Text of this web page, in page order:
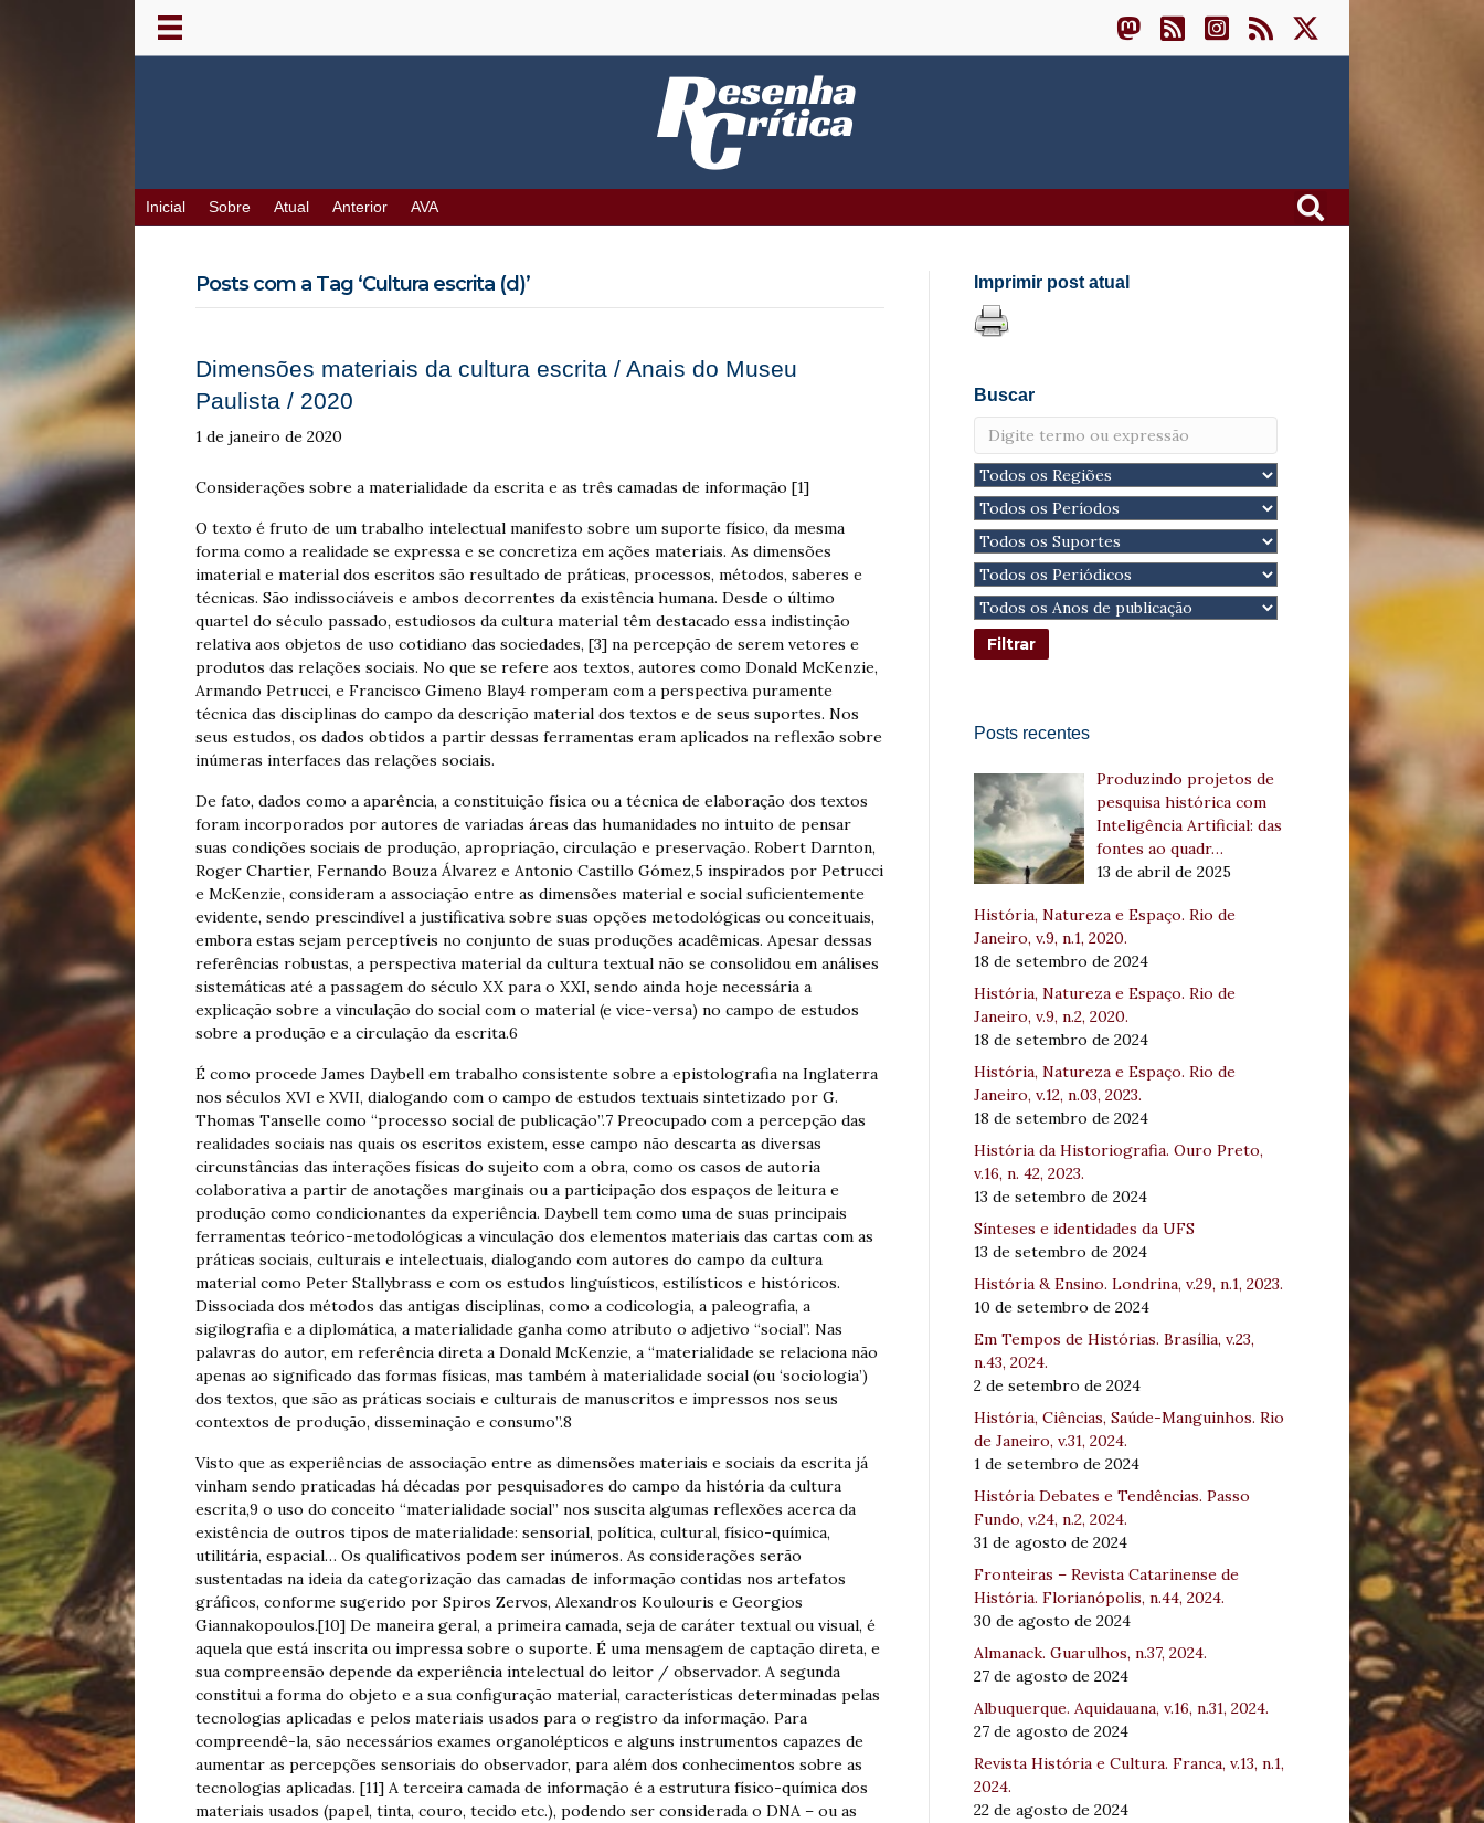
Inicial Sobre Atual Anterior AVA
Posts com a Tag ‘Cultura escrita (d)’
Dimensões materiais da cultura escrita / Anais do Museu
Paulista / 2020
1 de janeiro de 2020
Considerações sobre a materialidade da escrita e as três camadas de informação [1]
O texto é fruto de um trabalho intelectual manifesto sobre um suporte físico, da mesma
forma como a realidade se expressa e se concretiza em ações materiais. As dimensões
imaterial e material dos escritos são resultado de práticas, processos, métodos, saberes e
técnicas. São indissociáveis e ambos decorrentes da existência humana. Desde o último
quartel do século passado, estudiosos da cultura material têm destacado essa indistinção
relativa aos objetos de uso cotidiano das sociedades, [3] na percepção de serem vetores e
produtos das relações sociais. No que se refere aos textos, autores como Donald McKenzie,
Armando Petrucci, e Francisco Gimeno Blay4 romperam com a perspectiva puramente
técnica das disciplinas do campo da descrição material dos textos e de seus suportes. Nos
seus estudos, os dados obtidos a partir dessas ferramentas eram aplicados na reflexão sobre
inúmeras interfaces das relações sociais.
De fato, dados como a aparência, a constituição física ou a técnica de elaboração dos textos
foram incorporados por autores de variadas áreas das humanidades no intuito de pensar
suas condições sociais de produção, apropriação, circulação e preservação. Robert Darnton,
Roger Chartier, Fernando Bouza Álvarez e Antonio Castillo Gómez,5 inspirados por Petrucci
e McKenzie, consideram a associação entre as dimensões material e social suficientemente
evidente, sendo prescindível a justificativa sobre suas opções metodológicas ou conceituais,
embora estas sejam perceptíveis no conjunto de suas produções acadêmicas. Apesar dessas
referências robustas, a perspectiva material da cultura textual não se consolidou em análises
sistemáticas até a passagem do século XX para o XXI, sendo ainda hoje necessária a
explicação sobre a vinculação do social com o material (e vice-versa) no campo de estudos
sobre a produção e a circulação da escrita.6
É como procede James Daybell em trabalho consistente sobre a epistolografia na Inglaterra
nos séculos XVI e XVII, dialogando com o campo de estudos textuais sintetizado por G.
Thomas Tanselle como “processo social de publicação”.7 Preocupado com a percepção das
realidades sociais nas quais os escritos existem, esse campo não descarta as diversas
circunstâncias das interações físicas do sujeito com a obra, como os casos de autoria
colaborativa a partir de anotações marginais ou a participação dos espaços de leitura e
produção como condicionantes da experiência. Daybell tem como uma de suas principais
ferramentas teórico-metodológicas a vinculação dos elementos materiais das cartas com as
práticas sociais, culturais e intelectuais, dialogando com autores do campo da cultura
material como Peter Stallybrass e com os estudos linguísticos, estilísticos e históricos.
Dissociada dos métodos das antigas disciplinas, como a codicologia, a paleografia, a
sigilografia e a diplomática, a materialidade ganha como atributo o adjetivo “social”. Nas
palavras do autor, em referência direta a Donald McKenzie, a “materialidade se relaciona não
apenas ao significado das formas físicas, mas também à materialidade social (ou ‘sociologia’)
dos textos, que são as práticas sociais e culturais de manuscritos e impressos nos seus
contextos de produção, disseminação e consumo”.8
Visto que as experiências de associação entre as dimensões materiais e sociais da escrita já
vinham sendo praticadas há décadas por pesquisadores do campo da história da cultura
escrita,9 o uso do conceito “materialidade social” nos suscita algumas reflexões acerca da
existência de outros tipos de materialidade: sensorial, política, cultural, físico-química,
utilitária, espacial… Os qualificativos podem ser inúmeros. As considerações serão
sustentadas na ideia da categorização das camadas de informação contidas nos artefatos
gráficos, conforme sugerido por Spiros Zervos, Alexandros Koulouris e Georgios
Giannakopoulos.[10] De maneira geral, a primeira camada, seja de caráter textual ou visual, é
aquela que está inscrita ou impressa sobre o suporte. É uma mensagem de captação direta, e
sua compreensão depende da experiência intelectual do leitor / observador. A segunda
constitui a forma do objeto e a sua configuração material, características determinadas pelas
tecnologias aplicadas e pelos materiais usados para o registro da informação. Para
compreendê-la, são necessários exames organolépticos e alguns instrumentos capazes de
aumentar as percepções sensoriais do observador, para além dos conhecimentos sobre as
tecnologias aplicadas. [11] A terceira camada de informação é a estrutura físico-química dos
materiais usados (papel, tinta, couro, tecido etc.), podendo ser considerada o DNA – ou as
Imprimir post atual
Buscar
Posts recentes
Produzindo projetos de
pesquisa histórica com
Inteligência Artificial: das
fontes ao quadr…
13 de abril de 2025
História, Natureza e Espaço. Rio de
Janeiro, v.9, n.1, 2020.
18 de setembro de 2024
História, Natureza e Espaço. Rio de
Janeiro, v.9, n.2, 2020.
18 de setembro de 2024
História, Natureza e Espaço. Rio de
Janeiro, v.12, n.03, 2023.
18 de setembro de 2024
História da Historiografia. Ouro Preto,
v.16, n. 42, 2023.
13 de setembro de 2024
Sínteses e identidades da UFS
13 de setembro de 2024
História & Ensino. Londrina, v.29, n.1, 2023.
10 de setembro de 2024
Em Tempos de Histórias. Brasília, v.23,
n.43, 2024.
2 de setembro de 2024
História, Ciências, Saúde-Manguinhos. Rio
de Janeiro, v.31, 2024.
1 de setembro de 2024
História Debates e Tendências. Passo
Fundo, v.24, n.2, 2024.
31 de agosto de 2024
Fronteiras – Revista Catarinense de
História. Florianópolis, n.44, 2024.
30 de agosto de 2024
Almanack. Guarulhos, n.37, 2024.
27 de agosto de 2024
Albuquerque. Aquidauana, v.16, n.31, 2024.
27 de agosto de 2024
Revista História e Cultura. Franca, v.13, n.1,
2024.
22 de agosto de 2024